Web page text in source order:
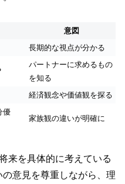
意図
長期的な視点が分かる
パートナーに求めるもの
を知る
経済観念や価値観を探る
優
家族観の違いが明確に
来を具体的に考えている
意見を尊重しながら、理